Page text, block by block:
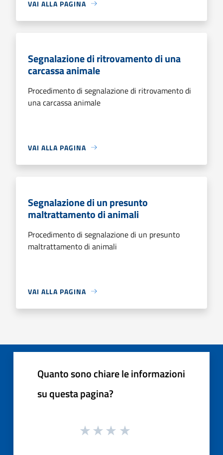
VAI ALLA PAGINA
Segnalazione di ritrovamento di una
carcassa animale
Procedimento di segnalazione di ritrovamento di
una carcassa animale
VAI ALLA PAGINA
Segnalazione di un presunto
maltrattamento di animali
Procedimento di segnalazione di un presunto
maltrattamento di animali
VAI ALLA PAGINA
Quanto sono chiare le informazioni
su questa pagina?